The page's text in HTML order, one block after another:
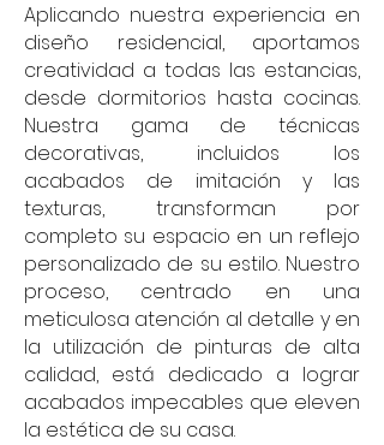
Aplicando nuestra experiencia en
diseño residencial, aportamos
creatividad a todas las estancias,
desde dormitorios hasta cocinas.
Nuestra gama de técnicas
decorativas, incluidos los
acabados de imitación y las
texturas, transforman por
completo su espacio en un reflejo
personalizado de su estilo. Nuestro
proceso, centrado en una
meticulosa atención al detalle y en
la utilización de pinturas de alta
calidad, está dedicado a lograr
acabados impecables que eleven
la estética de su casa.